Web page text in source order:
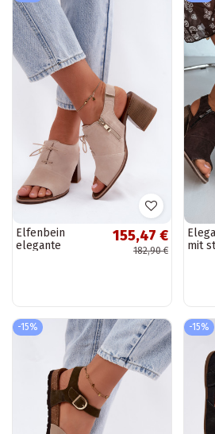
Elfenbein
elegante
155,47 €
182,90 €
mit
-15% -15%